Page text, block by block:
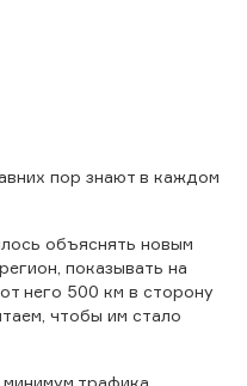
пор знают в каждом
объяснять новым
показывать на
него 500 км в сторону
чтобы им стало